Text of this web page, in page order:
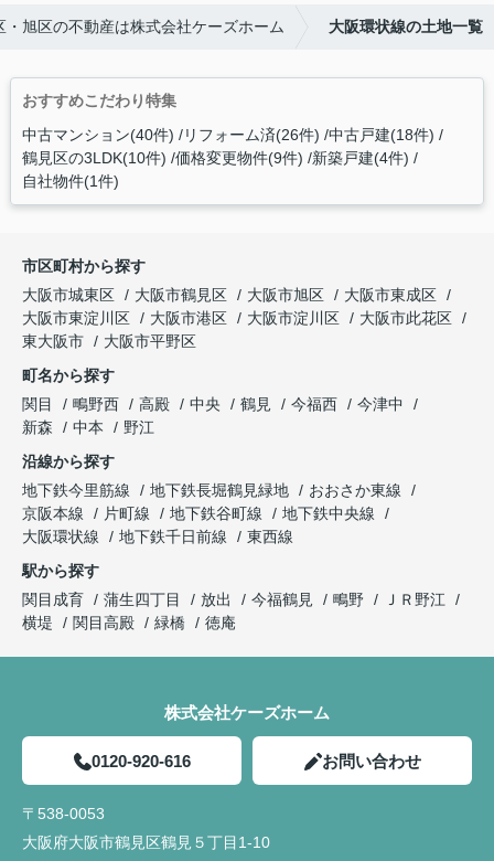
・旭区の不動産は株式会社ケーズホーム 大阪環状線の土地一覧
おすすめこだわり特集
中古マンション(40件) リフォーム済(26件) 中古戸建(18件)
鶴見区の3LDK(10件) 価格変更物件(9件) 新築戸建(4件)
自社物件(1件)
市区町村から探す
大阪市城東区
大阪市鶴見区 大阪市旭区
大阪市東成区
大阪市東淀川区
大阪市港区 大阪市淀川区
大阪市此花区
東大阪市
大阪市平野区
町名から探す
関目
鴫野西 高殿 中央 鶴見 今福西
今津中
新森
中本
野江
沿線から探す
地下鉄今里筋線
地下鉄長堀鶴見緑地
おおさか東線
京阪本線
片町線 地下鉄谷町線
地下鉄中央線
大阪環状線
地下鉄千日前線
東西線
駅から探す
関目成育
蒲生四丁目 放出 今福鶴見 鴫野
ＪＲ野江
横堤
関目高殿 緑橋 徳庵
株式会社ケーズホーム
0120-920-616 お問い合わせ
〒538-0053
大阪府大阪市鶴見区鶴見５丁目1-10